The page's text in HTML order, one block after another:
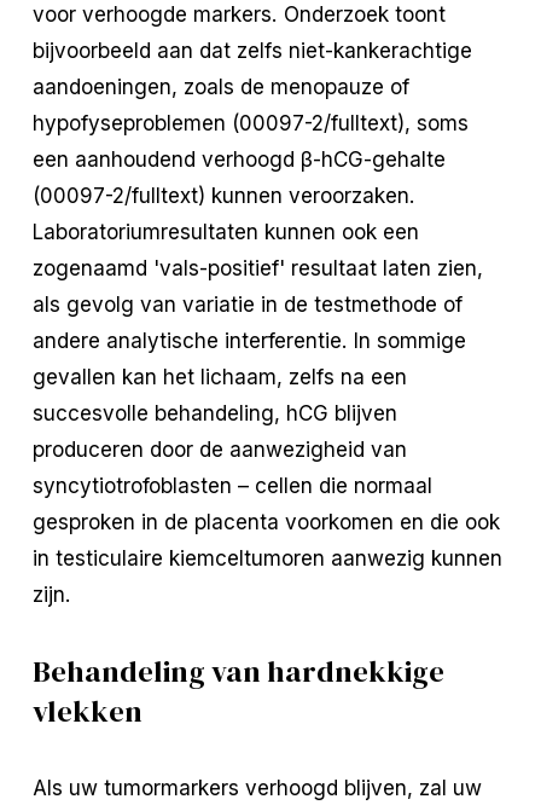
voor verhoogde markers. Onderzoek toont
bijvoorbeeld aan dat zelfs niet-kankerachtige
aandoeningen, zoals de menopauze of
hypofyseproblemen (00097-2/fulltext), soms
een aanhoudend verhoogd β-hCG-gehalte
(00097-2/fulltext) kunnen veroorzaken.
Laboratoriumresultaten kunnen ook een
zogenaamd 'vals-positief' resultaat laten zien,
als gevolg van variatie in de testmethode of
andere analytische interferentie. In sommige
gevallen kan het lichaam, zelfs na een
succesvolle behandeling, hCG blijven
produceren door de aanwezigheid van
syncytiotrofoblasten – cellen die normaal
gesproken in de placenta voorkomen en die ook
in testiculaire kiemceltumoren aanwezig kunnen
zijn.
Behandeling van hardnekkige
vlekken
Als uw tumormarkers verhoogd blijven, zal uw